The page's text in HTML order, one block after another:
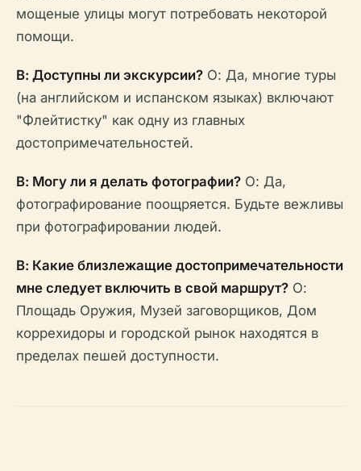
мощеные улицы могут потребовать некоторой
помощи.
В: Доступны ли экскурсии? О: Да, многие туры
(на английском и испанском языках) включают
"Флейтистку" как одну из главных
достопримечательностей.
В: Могу ли я делать фотографии? О: Да,
фотографирование поощряется. Будьте вежливы
при фотографировании людей.
В: Какие близлежащие достопримечательности
мне следует включить в свой маршрут? О:
Площадь Оружия, Музей заговорщиков, Дом
коррехидоры и городской рынок находятся в
пределах пешей доступности.